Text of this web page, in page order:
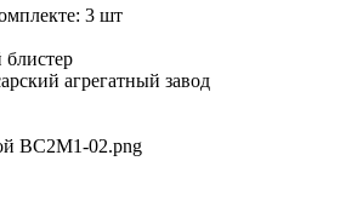
3 шт
блистер
агрегатный завод